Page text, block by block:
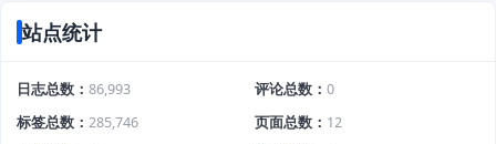
站点统计
日志总数 86,993 评论总数
0
标签总数
285,746 页面总数
12